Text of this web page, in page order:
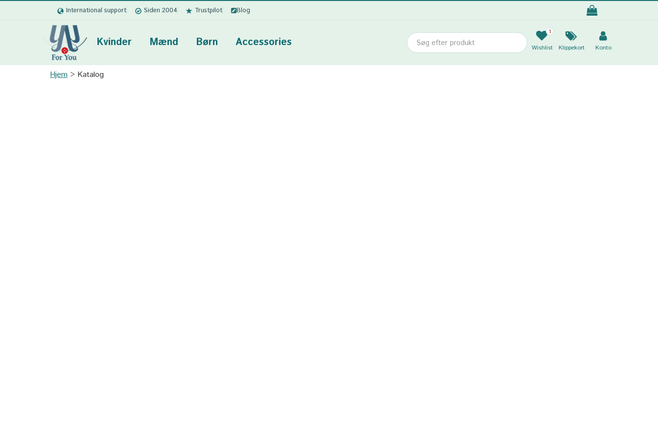
International support Siden 2004 Trustpilot Blog
Kvinder Mænd Børn Accessories
1
Wishlist Klippekort Konto
Hjem Katalog